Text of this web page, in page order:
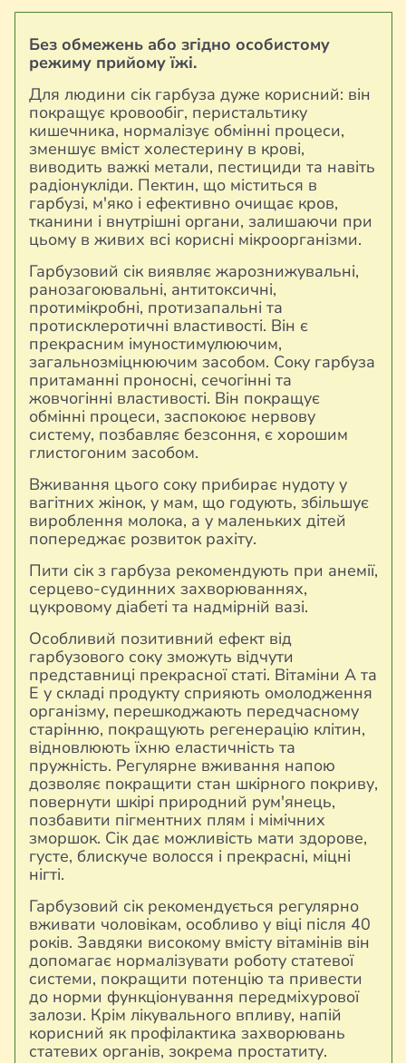
Без обмежень або згідно особистому
режиму прийому їжі.
Для людини сік гарбуза дуже корисний: він
покращує кровообіг, перистальтику
кишечника, нормалізує обмінні процеси,
зменшує вміст холестерину в крові,
виводить важкі метали, пестициди та навіть
радіонукліди. Пектин, що міститься в
гарбузі, м'яко і ефективно очищає кров,
тканини і внутрішні органи, залишаючи при
цьому в живих всі корисні мікроорганізми.
Гарбузовий сік виявляє жарознижувальні,
ранозагоювальні, антитоксичні,
протимікробні, протизапальні та
протисклеротичні властивості. Він є
прекрасним імуностимулюючим,
загальнозміцнюючим засобом. Соку гарбуза
притаманні проносні, сечогінні та
жовчогінні властивості. Він покращує
обмінні процеси, заспокоює нервову
систему, позбавляє безсоння, є хорошим
глистогоним засобом.
Вживання цього соку прибирає нудоту у
вагітних жінок, у мам, що годують, збільшує
вироблення молока, а у маленьких дітей
попереджає розвиток рахіту.
Пити сік з гарбуза рекомендують при анемії,
серцево-судинних захворюваннях,
цукровому діабеті та надмірній вазі.
Особливий позитивний ефект від
гарбузового соку зможуть відчути
представниці прекрасної статі. Вітаміни А та
Е у складі продукту сприяють омолодження
організму, перешкоджають передчасному
старінню, покращують регенерацію клітин,
відновлюють їхню еластичність та
пружність. Регулярне вживання напою
дозволяє покращити стан шкірного покриву,
повернути шкірі природний рум'янець,
позбавити пігментних плям і мімічних
зморшок. Сік дає можливість мати здорове,
густе, блискуче волосся і прекрасні, міцні
нігті.
Гарбузовий сік рекомендується регулярно
вживати чоловікам, особливо у віці після 40
років. Завдяки високому вмісту вітамінів він
допомагає нормалізувати роботу статевої
системи, покращити потенцію та привести
до норми функціонування передміхурової
залози. Крім лікувального впливу, напій
корисний як профілактика захворювань
статевих органів, зокрема простатиту.